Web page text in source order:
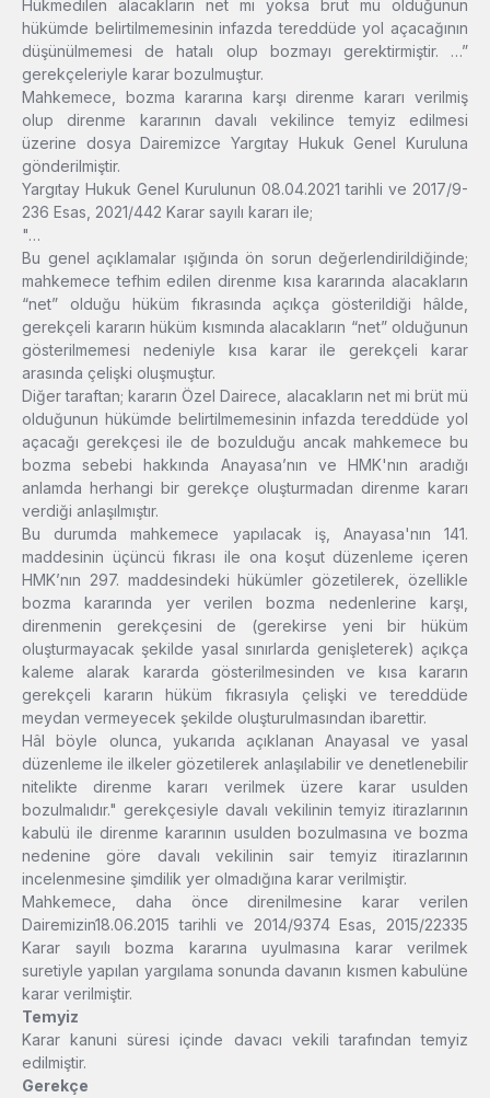
Hükmedilen alacakların net mi yoksa brüt mü olduğunun
hükümde belirtilmemesinin infazda tereddüde yol açacağının
düşünülmemesi de hatalı olup bozmayı gerektirmiştir. …”
gerekçeleriyle karar bozulmuştur.
Mahkemece, bozma kararına karşı direnme kararı verilmiş
olup direnme kararının davalı vekilince temyiz edilmesi
üzerine dosya Dairemizce Yargıtay Hukuk Genel Kuruluna
gönderilmiştir.
Yargıtay Hukuk Genel Kurulunun 08.04.2021 tarihli ve 2017/9-
236 Esas, 2021/442 Karar sayılı kararı ile;
"…
Bu genel açıklamalar ışığında ön sorun değerlendirildiğinde;
mahkemece tefhim edilen direnme kısa kararında alacakların
“net” olduğu hüküm fıkrasında açıkça gösterildiği hâlde,
gerekçeli kararın hüküm kısmında alacakların “net” olduğunun
gösterilmemesi nedeniyle kısa karar ile gerekçeli karar
arasında çelişki oluşmuştur.
Diğer taraftan; kararın Özel Dairece, alacakların net mi brüt mü
olduğunun hükümde belirtilmemesinin infazda tereddüde yol
açacağı gerekçesi ile de bozulduğu ancak mahkemece bu
bozma sebebi hakkında Anayasa’nın ve HMK'nın aradığı
anlamda herhangi bir gerekçe oluşturmadan direnme kararı
verdiği anlaşılmıştır.
Bu durumda mahkemece yapılacak iş, Anayasa'nın 141.
maddesinin üçüncü fıkrası ile ona koşut düzenleme içeren
HMK’nın 297. maddesindeki hükümler gözetilerek, özellikle
bozma kararında yer verilen bozma nedenlerine karşı,
direnmenin gerekçesini de (gerekirse yeni bir hüküm
oluşturmayacak şekilde yasal sınırlarda genişleterek) açıkça
kaleme alarak kararda gösterilmesinden ve kısa kararın
gerekçeli kararın hüküm fıkrasıyla çelişki ve tereddüde
meydan vermeyecek şekilde oluşturulmasından ibarettir.
Hâl böyle olunca, yukarıda açıklanan Anayasal ve yasal
düzenleme ile ilkeler gözetilerek anlaşılabilir ve denetlenebilir
nitelikte direnme kararı verilmek üzere karar usulden
bozulmalıdır." gerekçesiyle davalı vekilinin temyiz itirazlarının
kabulü ile direnme kararının usulden bozulmasına ve bozma
nedenine göre davalı vekilinin sair temyiz itirazlarının
incelenmesine şimdilik yer olmadığına karar verilmiştir.
Mahkemece, daha önce direnilmesine karar verilen
Dairemizin18.06.2015 tarihli ve 2014/9374 Esas, 2015/22335
Karar sayılı bozma kararına uyulmasına karar verilmek
suretiyle yapılan yargılama sonunda davanın kısmen kabulüne
karar verilmiştir.
Temyiz
Karar kanuni süresi içinde davacı vekili tarafından temyiz
edilmiştir.
Gerekçe